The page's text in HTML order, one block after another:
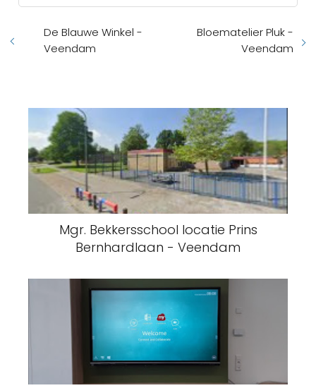
De Blauwe Winkel -
Veendam
Bloematelier Pluk -
Veendam
Mgr. Bekkersschool locatie Prins
Bernhardlaan - Veendam